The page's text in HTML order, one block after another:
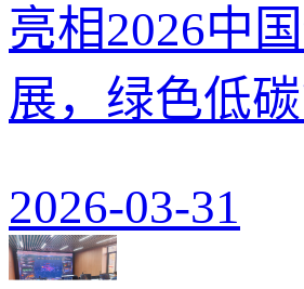
亮相2026中
展，绿色低
2026-03-31